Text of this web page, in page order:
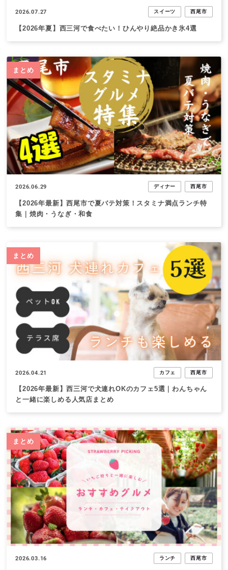
2026.07.27 スイーツ 西尾市
【2026年夏】西三河で食べたい！ひんやり絶品かき氷4選
まとめ
2026.06.29 ディナー 西尾市
【2026年最新】西尾市で夏バテ対策！スタミナ満点ランチ特
集｜焼肉・うなぎ・和食
まとめ
2026.04.21 カフェ 西尾市
【2026年最新】西三河で犬連れOKのカフェ5選｜わんちゃん
と一緒に楽しめる人気店まとめ
まとめ
2026.03.16 ランチ 西尾市